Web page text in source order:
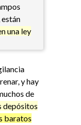
están
una ley
y hay
de
depósitos
baratos